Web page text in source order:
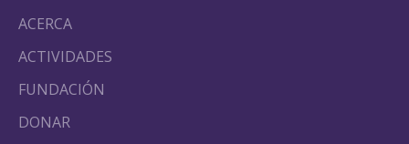
ACERCA
ACTIVIDADES
FUNDACIÓN
DONAR